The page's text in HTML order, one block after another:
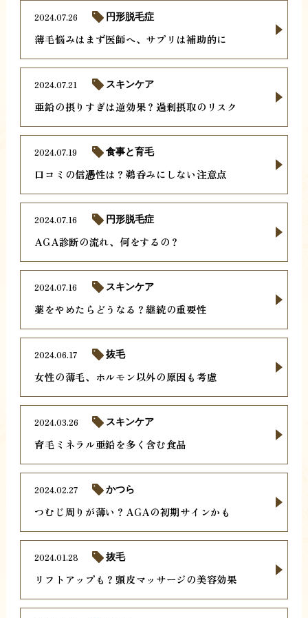
薄毛悩みはまず医師へ、サプリは補助的に
2024.07.26 円形脱毛症
亜鉛の摂りすぎは逆効果？過剰摂取のリスク
2024.07.21 スキンケア
口コミの信憑性は？鵜呑みにしない注意点
2024.07.19 食事と育毛
AGA診断の流れ、何をするの？
2024.07.16 円形脱毛症
薬をやめたらどうなる？継続の重要性
2024.07.16 スキンケア
女性の薄毛、ホルモン以外の原因も考慮
2024.06.17 抜毛
育毛ミネラル亜鉛を多く含む食品
2024.03.26 スキンケア
つむじ周りが薄い？AGAの初期サインかも
2024.02.27 かつら
リフトアップも？頭皮マッサージの美容効果
2024.01.28 抜毛